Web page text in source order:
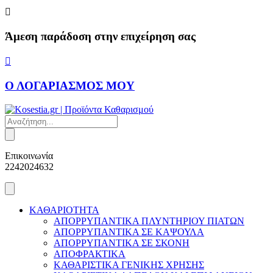
Skip
content
Άμεση παράδοση στην επιχείρηση σας
Ο ΛΟΓΑΡΙΑΣΜΟΣ ΜΟΥ
Products
search
Επικοινωνία
2242024632
ΚΑΘΑΡΙΟΤΗΤΑ
ΑΠΟΡΡΥΠΑΝΤΙΚΑ ΠΛΥΝΤΗΡΙΟΥ ΠΙΑΤΩΝ
ΑΠΟΡΡΥΠΑΝΤΙΚΑ ΣΕ ΚΑΨΟΥΛΑ
ΑΠΟΡΡΥΠΑΝΤΙΚΑ ΣΕ ΣΚΟΝΗ
ΑΠΟΦΡΑΚΤΙΚΑ
ΚΑΘΑΡΙΣΤΙΚΑ ΓΕΝΙΚΗΣ ΧΡΗΣΗΣ